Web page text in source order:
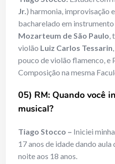
Jr.) harmonia, improvisação
bacharelado em instrumento
Mozarteum de São Paulo,
violão Luiz Carlos Tessarin
pouco de violão flamenco, e
Composição na mesma
05) RM: Quando você
musical?
Tiago Stocco – Iniciei
17 anos de idade dando aula
noite aos 18 anos.